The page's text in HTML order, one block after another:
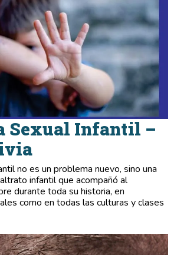
Sexual Infantil –
no es un problema nuevo, sino una
infantil que acompañó al
durante toda su historia, en
como en todas las culturas y clases